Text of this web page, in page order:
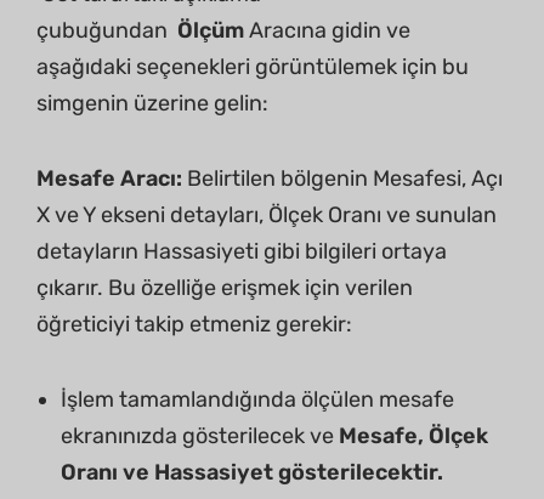
çubuğundan ÖlçümAracına gidin ve
aşağıdaki seçenekleri görüntülemek için bu
simgenin üzerine gelin:
Mesafe Aracı: Belirtilen bölgenin Mesafesi, Açı
X ve Y ekseni detayları, Ölçek Oranı ve sunulan
detayların Hassasiyeti gibi bilgileri ortaya
çıkarır. Bu özelliğe erişmek için verilen
öğreticiyi takip etmeniz gerekir:
İşlem tamamlandığında ölçülen mesafe
ekranınızda gösterilecek ve Mesafe, Ölçek
Oranı ve Hassasiyet gösterilecektir.